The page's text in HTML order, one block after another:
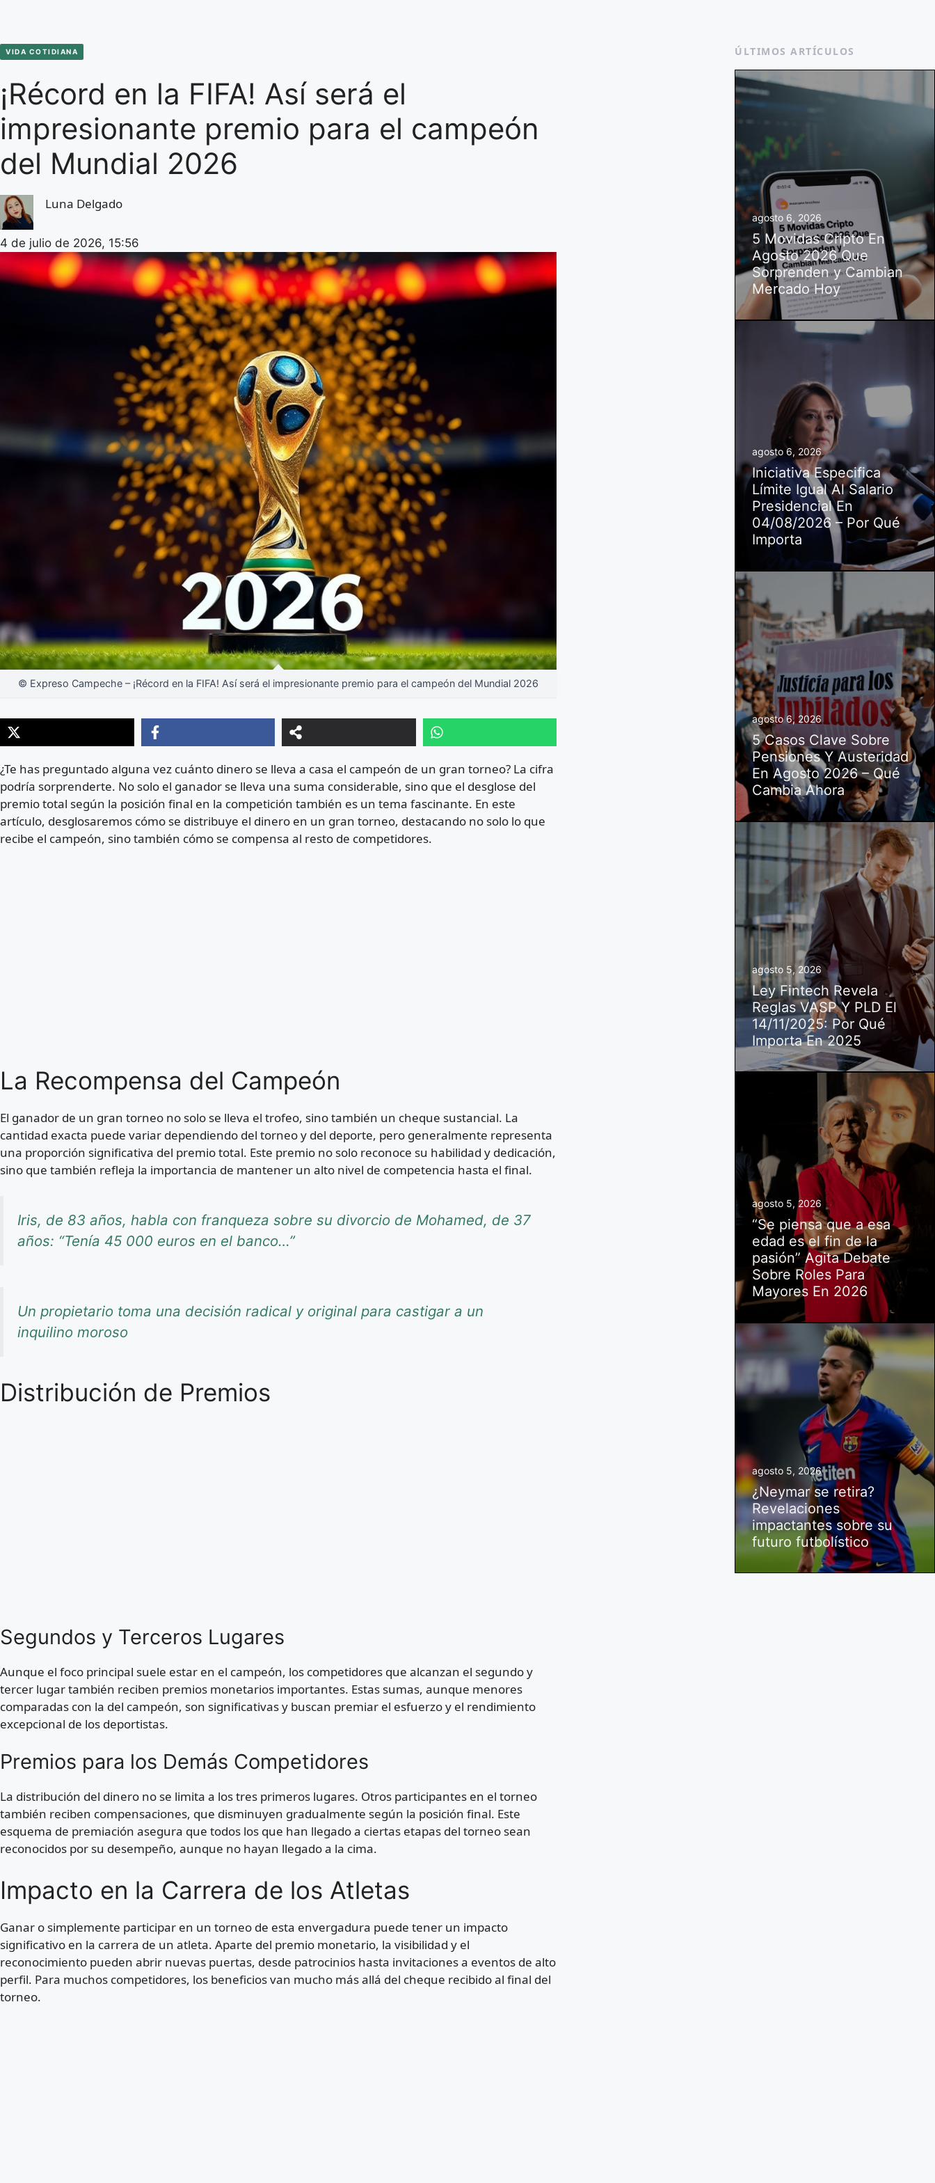
VIDA COTIDIANA
¡Récord en la FIFA! Así será el
impresionante premio para el campeón
del Mundial 2026
Luna Delgado
4 de julio de 2026, 15:56
© Expreso Campeche – ¡Récord en la FIFA! Así será el impresionante premio para el campeón del Mundial 2026
¿Te has preguntado alguna vez cuánto dinero se lleva a casa el campeón de un gran torneo? La cifra
podría sorprenderte. No solo el ganador se lleva una suma considerable, sino que el desglose del
premio total según la posición final en la competición también es un tema fascinante. En este
artículo, desglosaremos cómo se distribuye el dinero en un gran torneo, destacando no solo lo que
recibe el campeón, sino también cómo se compensa al resto de competidores.
La Recompensa del Campeón
El ganador de un gran torneo no solo se lleva el trofeo, sino también un cheque sustancial. La
cantidad exacta puede variar dependiendo del torneo y del deporte, pero generalmente representa
una proporción significativa del premio total. Este premio no solo reconoce su habilidad y dedicación,
sino que también refleja la importancia de mantener un alto nivel de competencia hasta el final.
Iris, de 83 años, habla con franqueza sobre su divorcio de Mohamed, de 37
años: “Tenía 45 000 euros en el banco…”
Un propietario toma una decisión radical y original para castigar a un
inquilino moroso
Distribución de Premios
Segundos y Terceros Lugares
Aunque el foco principal suele estar en el campeón, los competidores que alcanzan el segundo y
tercer lugar también reciben premios monetarios importantes. Estas sumas, aunque menores
comparadas con la del campeón, son significativas y buscan premiar el esfuerzo y el rendimiento
excepcional de los deportistas.
Premios para los Demás Competidores
La distribución del dinero no se limita a los tres primeros lugares. Otros participantes en el torneo
también reciben compensaciones, que disminuyen gradualmente según la posición final. Este
esquema de premiación asegura que todos los que han llegado a ciertas etapas del torneo sean
reconocidos por su desempeño, aunque no hayan llegado a la cima.
Impacto en la Carrera de los Atletas
Ganar o simplemente participar en un torneo de esta envergadura puede tener un impacto
significativo en la carrera de un atleta. Aparte del premio monetario, la visibilidad y el
reconocimiento pueden abrir nuevas puertas, desde patrocinios hasta invitaciones a eventos de alto
perfil. Para muchos competidores, los beneficios van mucho más allá del cheque recibido al final del
torneo.
ÚLTIMOS ARTÍCULOS
agosto 6, 2026
5 Movidas Cripto En
Agosto 2026 Que
Sorprenden y Cambian
Mercado Hoy
agosto 6, 2026
Iniciativa Especifica
Límite Igual Al Salario
Presidencial En
04/08/2026 – Por Qué
Importa
agosto 6, 2026
5 Casos Clave Sobre
Pensiones Y Austeridad
En Agosto 2026 – Qué
Cambia Ahora
agosto 5, 2026
Ley Fintech Revela
Reglas VASP Y PLD El
14/11/2025: Por Qué
Importa En 2025
agosto 5, 2026
“Se piensa que a esa
edad es el fin de la
pasión” Agita Debate
Sobre Roles Para
Mayores En 2026
agosto 5, 2026
¿Neymar se retira?
Revelaciones
impactantes sobre su
futuro futbolístico